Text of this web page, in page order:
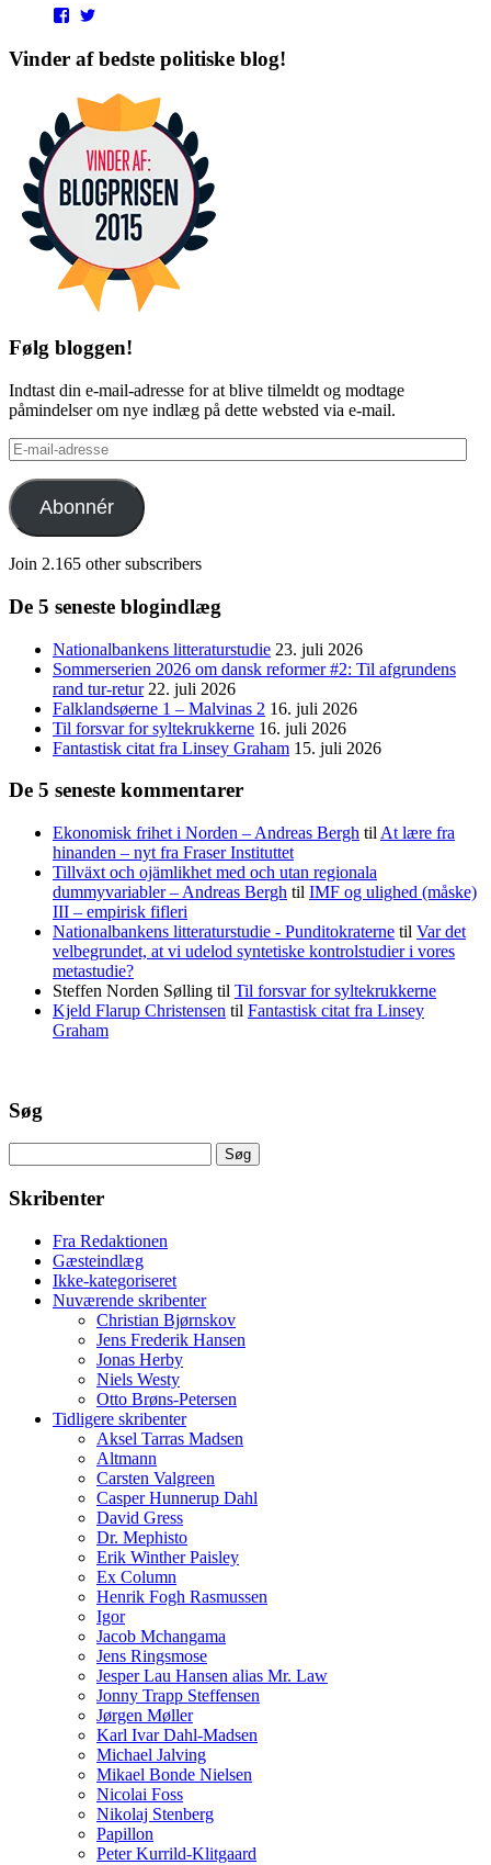
View
profile
on
profile
on
Vinder af bedste politiske blog!
Følg bloggen!
Indtast din e-mail-adresse for at blive tilmeldt og modtage
påmindelser om nye indlæg på dette websted via e-mail.
E-
mail-
adresse
Abonnér
Join 2.165 other subscribers
De 5 seneste blogindlæg
Nationalbankens litteraturstudie 23. juli 2026
Sommerserien 2026 om dansk reformer #2: Til afgrundens
rand tur-retur 22. juli 2026
Falklandsøerne 1 – Malvinas 2 16. juli 2026
Til forsvar for syltekrukkerne 16. juli 2026
Fantastisk citat fra Linsey Graham 15. juli 2026
De 5 seneste kommentarer
Ekonomisk frihet i Norden – Andreas Bergh til At lære fra
hinanden – nyt fra Fraser Instituttet
Tillväxt och ojämlikhet med och utan regionala
dummyvariabler – Andreas Bergh til IMF og ulighed (måske)
III – empirisk fifleri
Nationalbankens litteraturstudie - Punditokraterne til Var det
velbegrundet, at vi udelod syntetiske kontrolstudier i vores
metastudie?
Steffen Norden Sølling til Til forsvar for syltekrukkerne
Kjeld Flarup Christensen til Fantastisk citat fra Linsey
Graham
Søg
efter:
Skribenter
Fra Redaktionen
Gæsteindlæg
Ikke-kategoriseret
Nuværende skribenter
Christian Bjørnskov
Jens Frederik Hansen
Jonas Herby
Niels Westy
Otto Brøns-Petersen
Tidligere skribenter
Aksel Tarras Madsen
Altmann
Carsten Valgreen
Casper Hunnerup Dahl
David Gress
Dr. Mephisto
Erik Winther Paisley
Ex Column
Henrik Fogh Rasmussen
Igor
Jacob Mchangama
Jens Ringsmose
Jesper Lau Hansen alias Mr. Law
Jonny Trapp Steffensen
Jørgen Møller
Karl Ivar Dahl-Madsen
Michael Jalving
Mikael Bonde Nielsen
Nicolai Foss
Nikolaj Stenberg
Papillon
Peter Kurrild-Klitgaard